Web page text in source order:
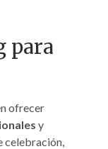
para
ofrecer
y
celebración,